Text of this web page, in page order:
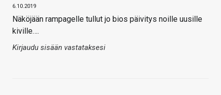
6.10.2019
Näköjään rampagelle tullut jo bios päivitys noille uusille
kiville….
Kirjaudu sisään vastataksesi